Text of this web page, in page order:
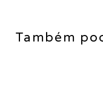
Também